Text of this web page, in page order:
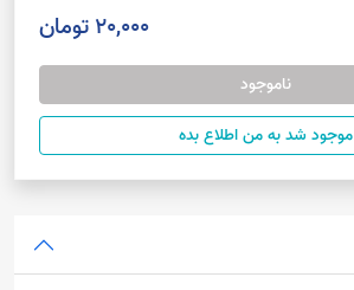
20,000 تومان
ناموجود
موجود شد به من اطلاع بده